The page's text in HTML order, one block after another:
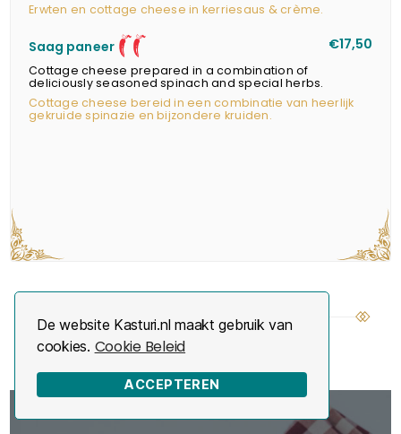
De website Kasturi.nl maakt gebruik van
cookies. Cookie Beleid
ACCEPTEREN
Erwten en cottage cheese in kerriesaus & crème.
Saag paneer 12 €17,50
Cottage cheese prepared in a combination of
deliciously seasoned spinach and special herbs.
Cottage cheese bereid in een combinatie van heerlijk
gekruide spinazie en bijzondere kruiden.